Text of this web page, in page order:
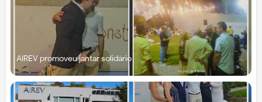
AIREV promoveu jantar solidário